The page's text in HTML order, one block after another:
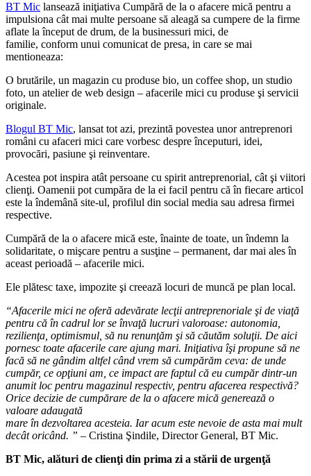
BT Mic lansează iniţiativa Cumpără de la o afacere mică pentru a
impulsiona cât mai multe persoane să aleagă sa cumpere de la firme
aflate la început de drum, de la businessuri mici, de
familie, conform unui comunicat de presa, in care se mai
mentioneaza:
O brutările, un magazin cu produse bio, un coffee shop, un studio
foto, un atelier de web design – afacerile mici cu produse şi servicii
originale.
Blogul BT Mic, lansat tot azi, prezintă povestea unor antreprenori
români cu afaceri mici care vorbesc despre începuturi, idei,
provocări, pasiune şi reinventare.
Acestea pot inspira atât persoane cu spirit antreprenorial, cât şi viitori
clienţi. Oamenii pot cumpăra de la ei facil pentru că în fiecare articol
este la îndemână site-ul, profilul din social media sau adresa firmei
respective.
Cumpără de la o afacere mică este, înainte de toate, un îndemn la
solidaritate, o mişcare pentru a susţine – permanent, dar mai ales în
aceast perioadă – afacerile mici.
Ele plătesc taxe, impozite şi creează locuri de muncă pe plan local.
“Afacerile mici ne oferă adevărate lecţii antreprenoriale şi de viaţă
pentru că în cadrul lor se învaţă lucruri valoroase: autonomia,
rezilienţa, optimismul, să nu renunţăm şi să căutăm soluţii. De aici
pornesc toate afacerile care ajung mari. Iniţiativa îşi propune să ne
facă să ne gândim altfel când vrem să cumpărăm ceva: de unde
cumpăr, ce opţiuni am, ce impact are faptul că eu cumpăr dintr-un
anumit loc pentru magazinul respectiv, pentru afacerea respectivă?
Orice decizie de cumpărare de la o afacere mică generează o
valoare adaugată
mare în dezvoltarea acesteia. Iar acum este nevoie de asta mai mult
decât oricând. ” – Cristina Şindile, Director General, BT Mic.
BT Mic, alături de clienţi din prima zi a stării de urgenţă